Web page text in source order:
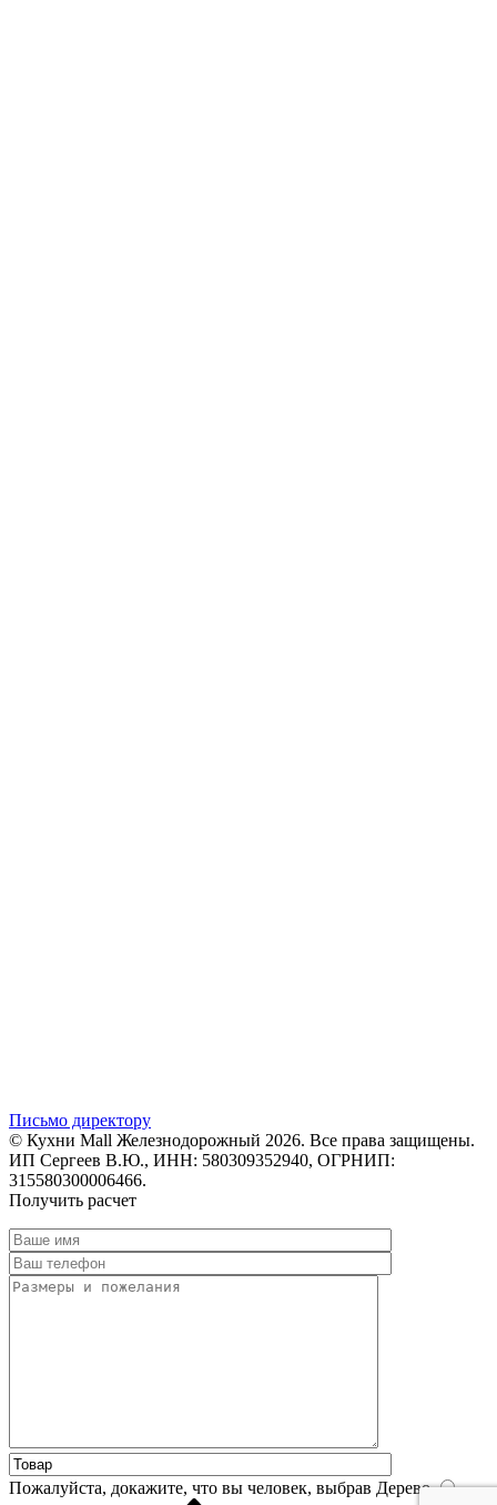
Письмо директору
© Кухни Mall Железнодорожный 2026. Все права защищены.
ИП Сергеев В.Ю., ИНН: 580309352940, ОГРНИП:
315580300006466.
Получить расчет
Пожалуйста, докажите, что вы человек, выбрав Дерево.